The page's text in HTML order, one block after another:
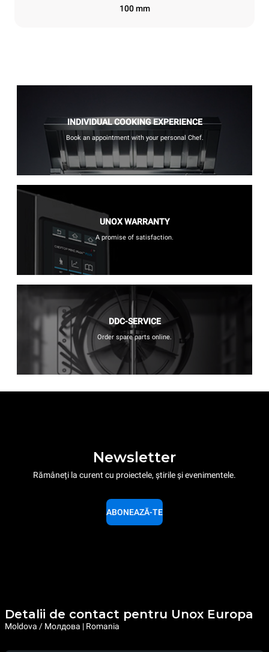
100 mm
INDIVIDUAL COOKING EXPERIENCE
Book an appointment with your personal Chef.
UNOX WARRANTY
A promise of satisfaction.
DDC-SERVICE
Order spare parts online.
Newsletter
Rămâneți la curent cu proiectele, știrile și evenimentele.
ABONEAZĂ-TE
Detalii de contact pentru Unox Europa
Moldova / Молдова | Romania